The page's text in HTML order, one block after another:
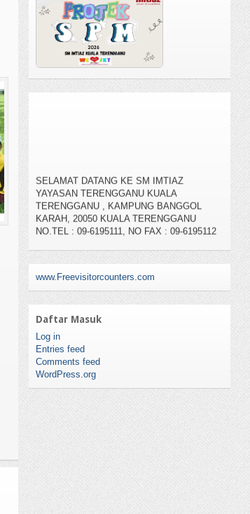
TERENGGANU , KAMPUNG BANGGOL
KARAH, 20050 KUALA TERENGGANU
NO.TEL : 09-6195111, NO FAX : 09-6195112
www.Freevisitorcounters.com
Daftar Masuk
Log in
Entries feed
Comments feed
WordPress.org